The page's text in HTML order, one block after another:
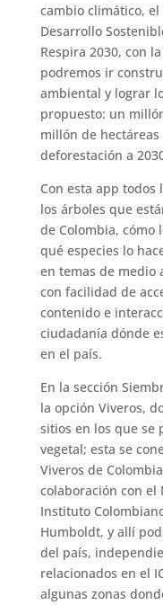
cambio climático,
Desarrollo
Respira 2030, con
podremos ir
ambiental y lograr
propuesto: un
millón de
deforestación a
Con esta app
los árboles que
de Colombia, cómo
qué especies lo
en temas de medio
con facilidad de
contenido e
ciudadanía dónde
en el país.
En la sección
la opción Viveros,
sitios en los que
vegetal; esta se
Viveros de
colaboración con
Instituto
Humboldt, y allí
del país,
relacionados en el
algunas zonas